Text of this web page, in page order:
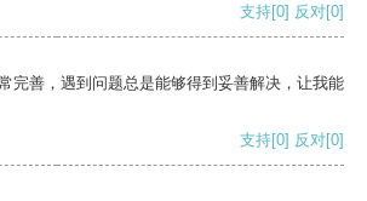
支持[0] 反对[0]
完善，遇到问题总是能够得到妥善解决，让我能
支持[0] 反对[0]